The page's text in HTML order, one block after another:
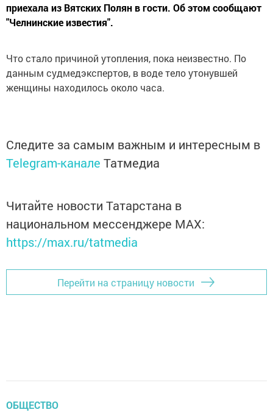
приехала из Вятских Полян в гости. Об этом сообщают
"Челнинские известия".
Что стало причиной утопления, пока неизвестно. По
данным судмедэкспертов, в воде тело утонувшей
женщины находилось около часа.
Следите за самым важным и интересным в
Telegram-канале Татмедиа
Читайте новости Татарстана в
национальном мессенджере MАХ:
https://max.ru/tatmedia
Перейти на страницу новости
ОБЩЕСТВО